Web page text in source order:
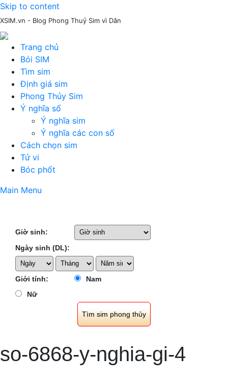
Skip to content
XSIM.vn - Blog Phong Thuỷ Sim vì Dân
Trang chủ
Bói SIM
Tìm sim
Định giá sim
Phong Thủy Sim
Ý nghĩa số
Ý nghĩa sim
Ý nghĩa các con số
Cách chọn sim
Tử vi
Bóc phốt
Main Menu
Giờ sinh:
Ngày sinh (DL):
Giới tính:
Nam
Nữ
so-6868-y-nghia-gi-4